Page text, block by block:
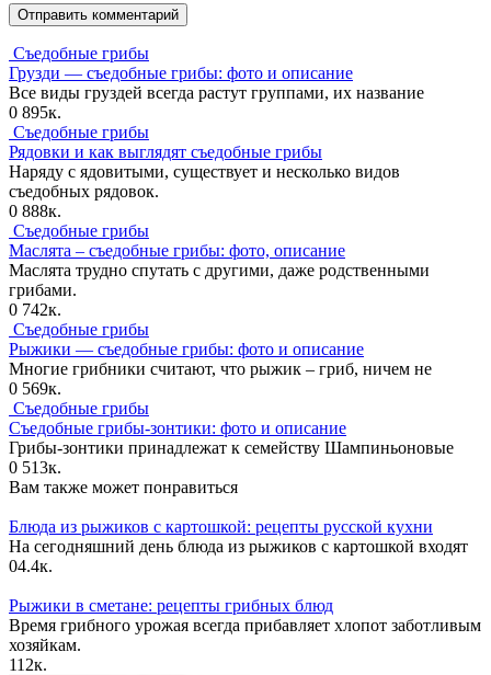
Съедобные грибы
Грузди — съедобные грибы: фото и описание
Все виды груздей всегда растут группами, их название
0 895к.
Съедобные грибы
Рядовки и как выглядят съедобные грибы
Наряду с ядовитыми, существует и несколько видов
съедобных рядовок.
0 888к.
Съедобные грибы
Маслята – съедобные грибы: фото, описание
Маслята трудно спутать с другими, даже родственными
грибами.
0 742к.
Съедобные грибы
Рыжики — съедобные грибы: фото и описание
Многие грибники считают, что рыжик – гриб, ничем не
0 569к.
Съедобные грибы
Съедобные грибы-зонтики: фото и описание
Грибы-зонтики принадлежат к семейству Шампиньоновые
0 513к.
Вам также может понравиться
Блюда из рыжиков с картошкой: рецепты русской кухни
На сегодняшний день блюда из рыжиков с картошкой входят
04.4к.
Рыжики в сметане: рецепты грибных блюд
Время грибного урожая всегда прибавляет хлопот заботливым
хозяйкам.
112к.